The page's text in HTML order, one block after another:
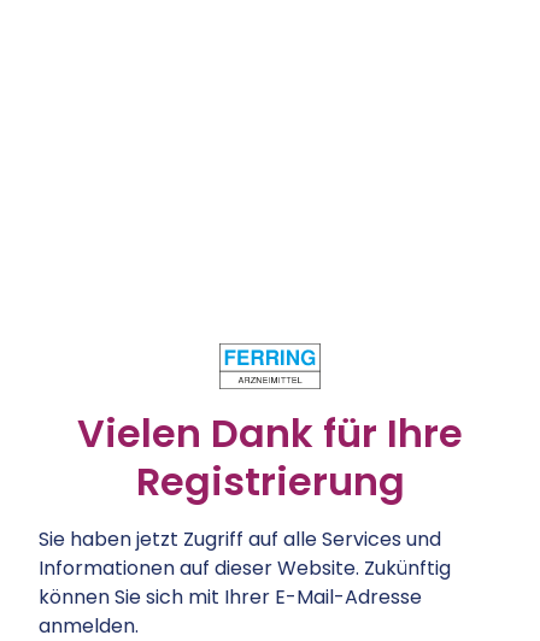
Vielen Dank für Ihre
Registrierung
Sie haben jetzt Zugriff auf alle Services und
Informationen auf dieser Website. Zukünftig
können Sie sich mit Ihrer E-Mail-Adresse
anmelden.